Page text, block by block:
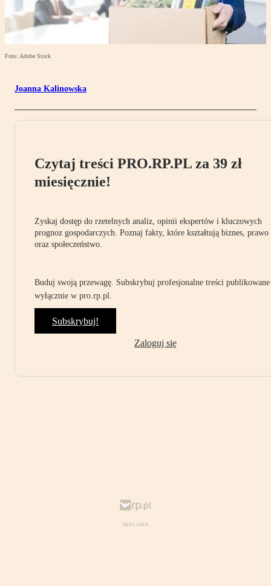
Foto: Adobe Stock
Joanna Kalinowska
Czytaj treści PRO.RP.PL za 39 zł
miesięcznie!
Zyskaj dostęp do rzetelnych analiz, opinii ekspertów i kluczowych
prognoz gospodarczych. Poznaj fakty, które kształtują biznes, prawo
oraz społeczeństwo.
Buduj swoją przewagę. Subskrybuj profesjonalne treści publikowane
wyłącznie w pro.rp.pl.
Subskrybuj!
Zaloguj się